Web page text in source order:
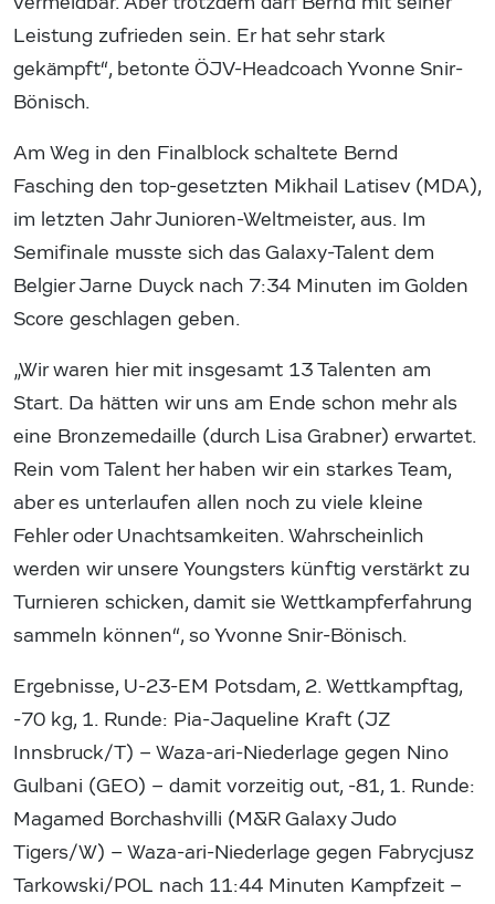
Leistung zufrieden sein. Er hat sehr stark
gekämpft“, betonte ÖJV-Headcoach Yvonne Snir-
Bönisch.
Am Weg in den Finalblock schaltete Bernd
Fasching den top-gesetzten Mikhail Latisev (MDA),
im letzten Jahr Junioren-Weltmeister, aus. Im
Semifinale musste sich das Galaxy-Talent dem
Belgier Jarne Duyck nach 7:34 Minuten im Golden
Score geschlagen geben.
„Wir waren hier mit insgesamt 13 Talenten am
Start. Da hätten wir uns am Ende schon mehr als
eine Bronzemedaille (durch Lisa Grabner) erwartet.
Rein vom Talent her haben wir ein starkes Team,
aber es unterlaufen allen noch zu viele kleine
Fehler oder Unachtsamkeiten. Wahrscheinlich
werden wir unsere Youngsters künftig verstärkt zu
Turnieren schicken, damit sie Wettkampferfahrung
sammeln können“, so Yvonne Snir-Bönisch.
Ergebnisse, U-23-EM Potsdam, 2. Wettkampftag,
-70 kg, 1. Runde: Pia-Jaqueline Kraft (JZ
Innsbruck/T) – Waza-ari-Niederlage gegen Nino
Gulbani (GEO) – damit vorzeitig out, -81, 1. Runde:
Magamed Borchashvilli (M&R Galaxy Judo
Tigers/W) – Waza-ari-Niederlage gegen Fabrycjusz
Tarkowski/POL nach 11:44 Minuten Kampfzeit –